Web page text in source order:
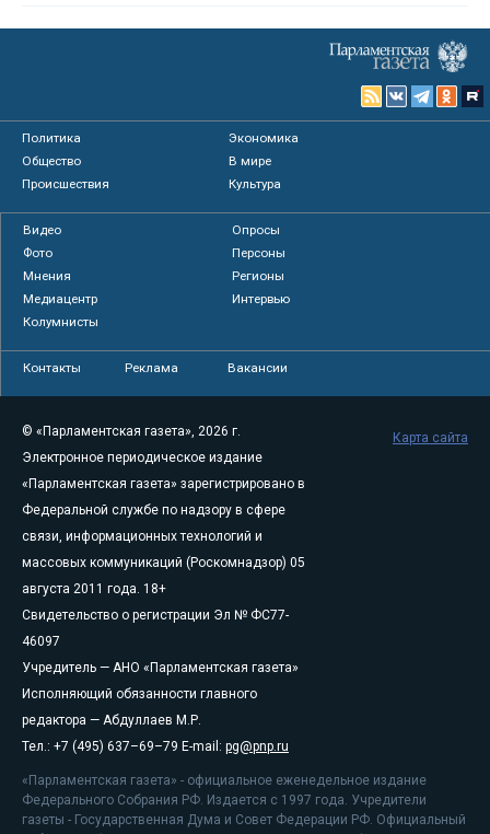
Политика
Экономика
Общество
В мире
Происшествия
Культура
Видео
Опросы
Фото
Персоны
Мнения
Регионы
Медиацентр
Интервью
Колумнисты
Контакты Реклама Вакансии
© «Парламентская газета», 2026 г.
Электронное периодическое издание
«Парламентская газета» зарегистрировано в
Федеральной службе по надзору в сфере
связи, информационных технологий и
массовых коммуникаций (Роскомнадзор) 05
августа 2011 года. 18+
Свидетельство о регистрации Эл № ФС77-
46097
Учредитель — АНО «Парламентская газета»
Исполняющий обязанности главного
редактора — Абдуллаев М.Р.
Тел.: +7 (495) 637–69–79 E-mail: pg@pnp.ru
«Парламентская газета» - официальное еженедельное издание
Федерального Собрания РФ. Издается с 1997 года. Учредители
газеты - Государственная Дума и Совет Федерации РФ. Официальный
Карта сайта